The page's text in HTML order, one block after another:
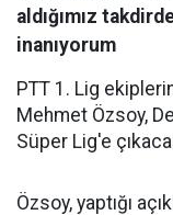
aldığımız
inanıyorum
PTT 1. Lig
Mehmet Özsoy,
Süper Lig'e
Özsoy, yaptığı